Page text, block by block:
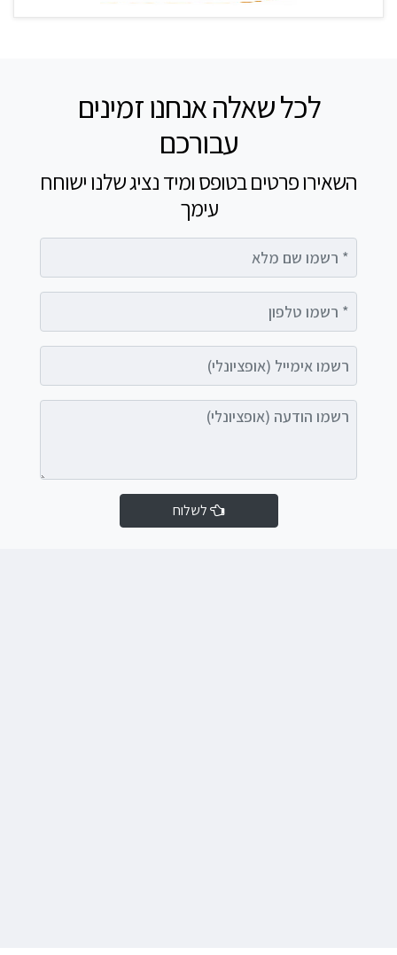
לכל שאלה אנחנו זמינים
עבורכם
השאירו פרטים בטופס ומיד נציג שלנו ישוחח
עימך
רשמו שם מלא
רשמו טלפון
רשמו אימייל (אופציונלי)
רשמו הודעה (אופציונלי)
לשלוח